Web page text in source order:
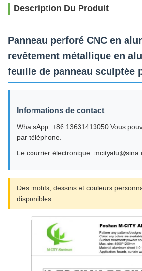
Description Du Produit
Panneau perforé CNC en
revêtement métallique en
feuille de panneau sculptée
Informations de contact
WhatsApp: +86 13631413050 Vous
par téléphone.
Le courrier électronique:
Des motifs, dessins et couleurs
disponibles.